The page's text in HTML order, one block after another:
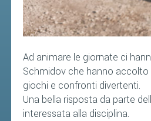
Ad animare le giornate ci
Schmidov che hanno
giochi e confronti divertenti.
Una bella risposta da parte
interessata alla disciplina.